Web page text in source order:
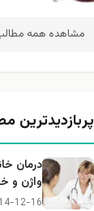
مشاهده همه
پربازدیدترین
درمان
واژن و
راهنمای
12-16